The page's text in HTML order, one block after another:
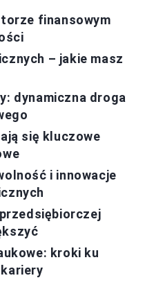
finansowym
– jakie masz
dynamiczna droga
się kluczowe
i innowacje
kroki ku